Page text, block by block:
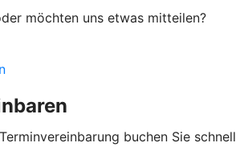
möchten uns etwas mitteilen?
buchen Sie schnell